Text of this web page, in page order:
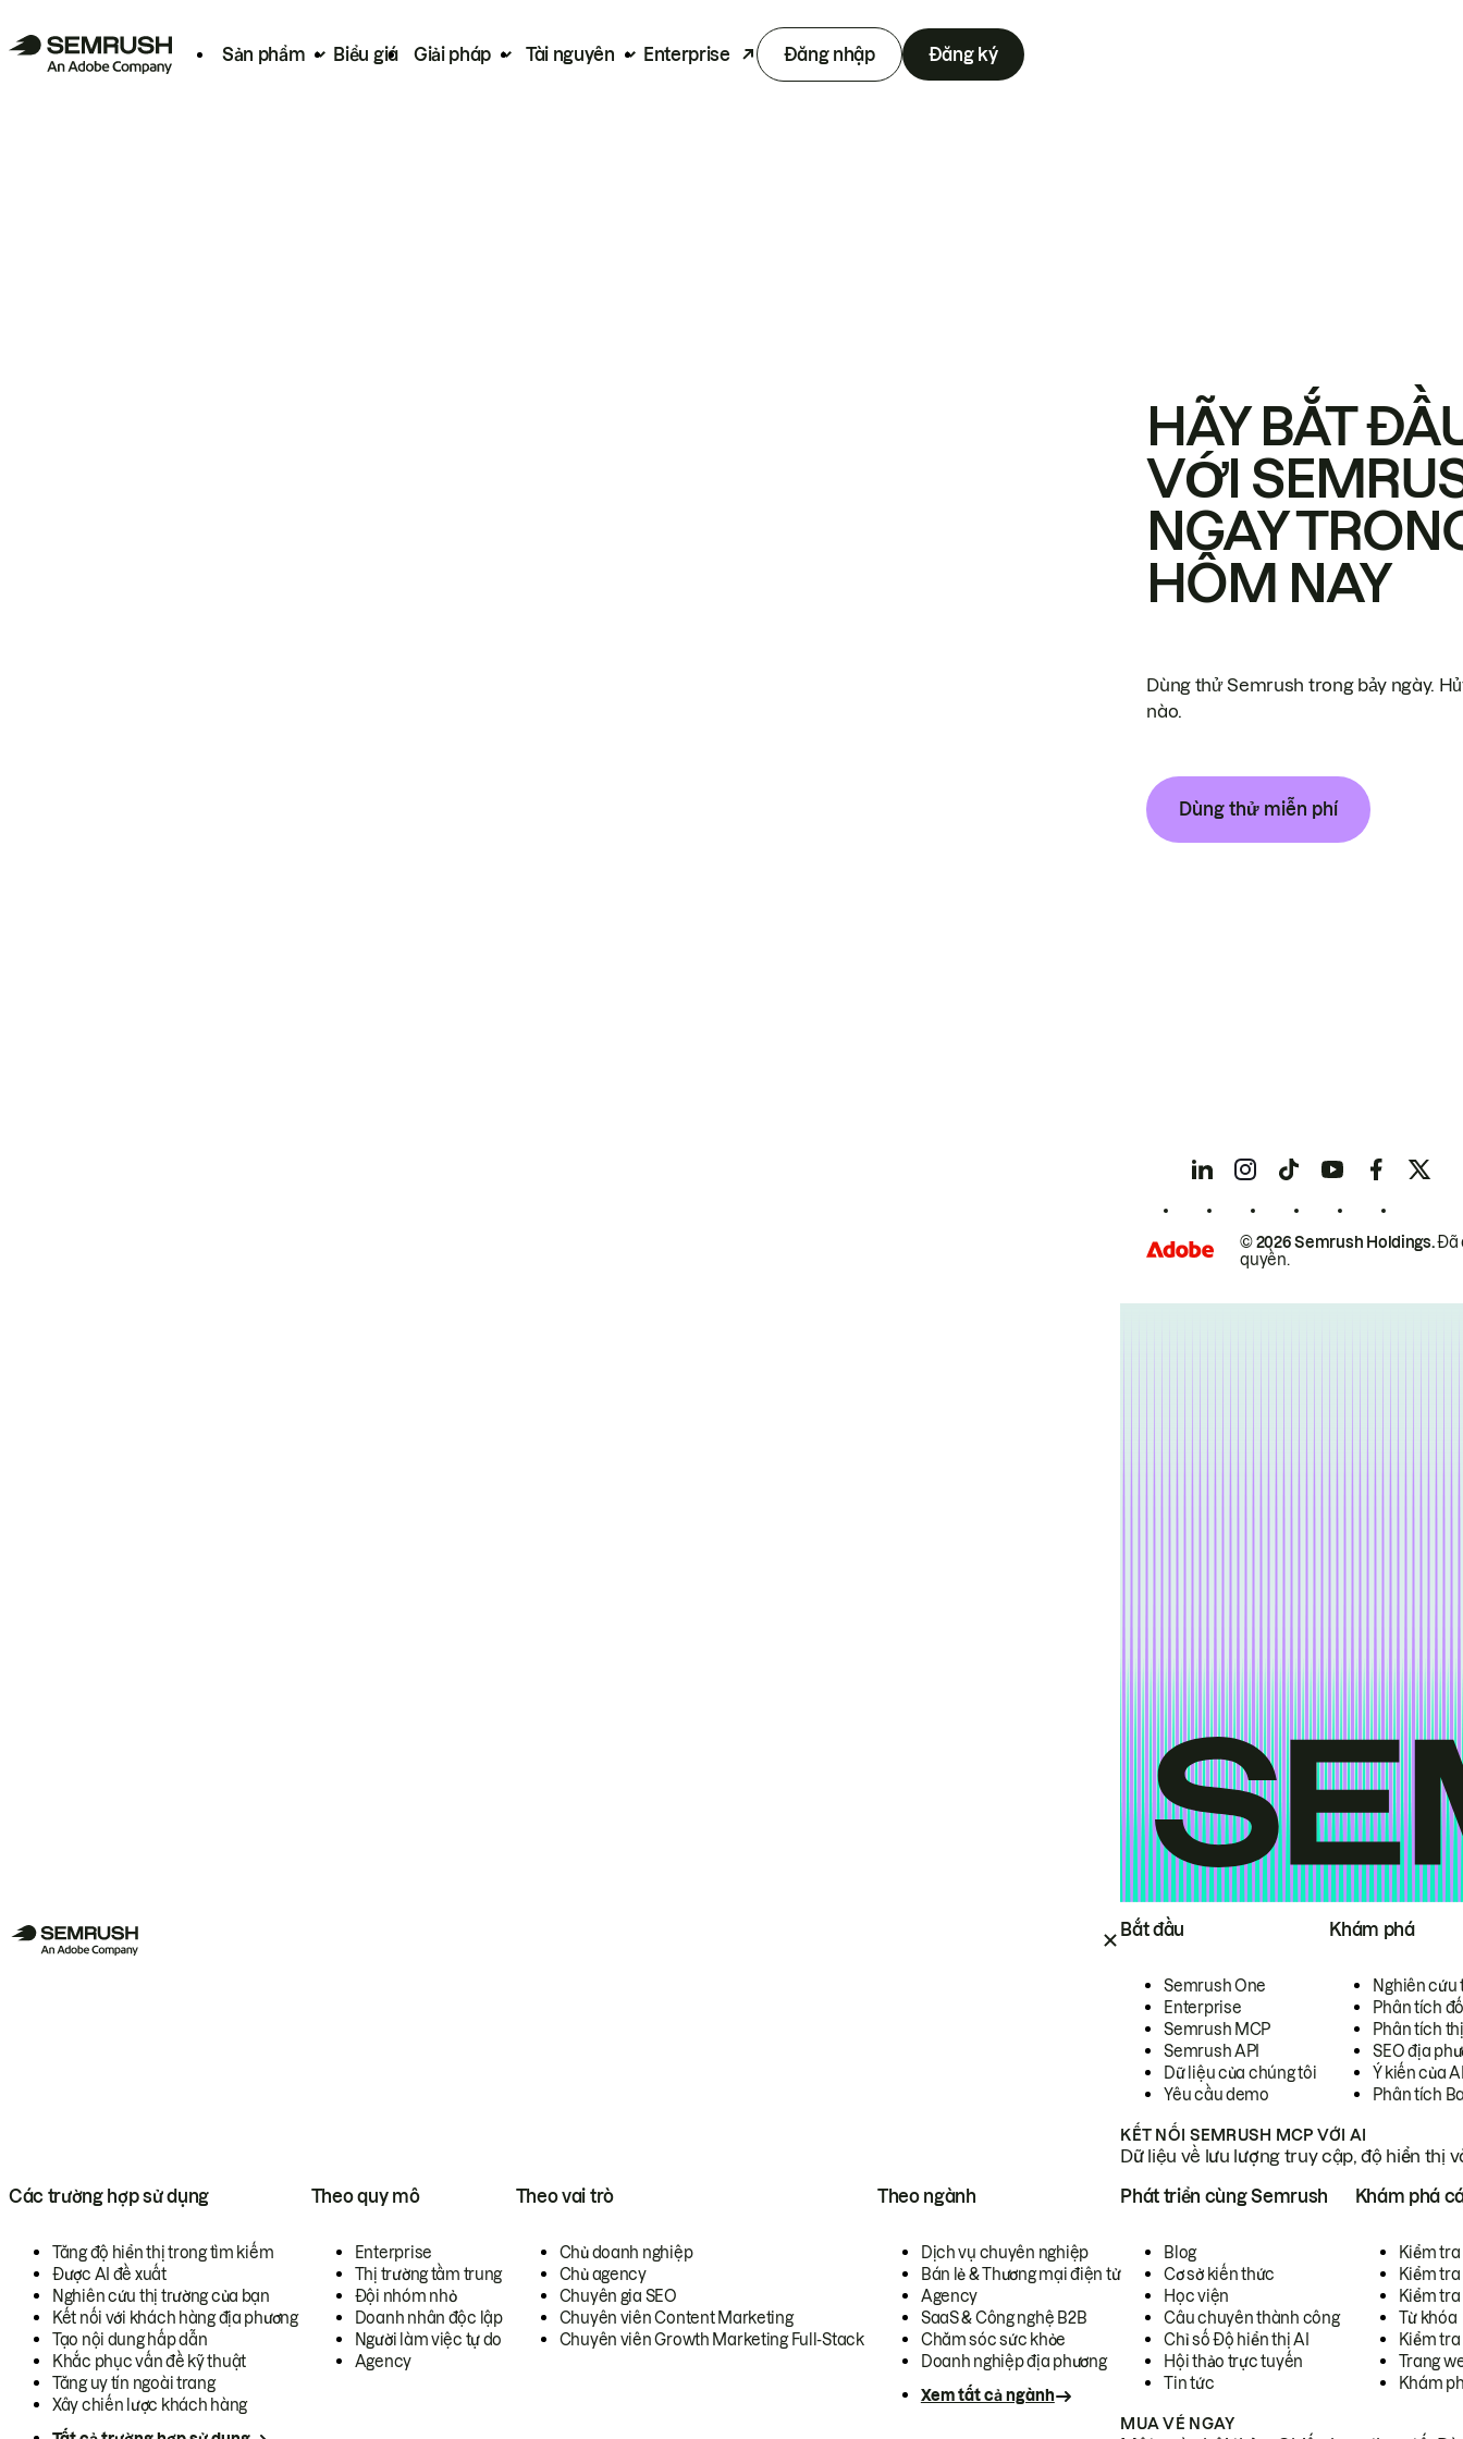
Sản phẩm Biểu giá Giải pháp Tài nguyên Enterprise Đăng nhập Đăng ký
Bắt đầu
Semrush One
Enterprise
Semrush MCP
Semrush API
Dữ liệu của chúng tôi
Yêu cầu demo
Khám phá
Nghiên cứu
Phân tích
Phân tích
SEO địa
Ý kiến của
Phân tích
KẾT NỐI SEMRUSH MCP VỚI AI
Dữ liệu về lưu lượng truy cập, độ hiển thị
Các trường hợp sử dụng
Tăng độ hiển thị trong tìm kiếm
Được AI đề xuất
Nghiên cứu thị trường của bạn
Kết nối với khách hàng địa phương
Tạo nội dung hấp dẫn
Khắc phục vấn đề kỹ thuật
Tăng uy tín ngoài trang
Xây chiến lược khách hàng
Theo quy mô
Enterprise
Thị trường tầm trung
Đội nhóm nhỏ
Doanh nhân độc lập
Người làm việc tự do
Agency
Theo vai trò
Chủ doanh nghiệp
Chủ agency
Chuyên gia SEO
Chuyên viên Content Marketing
Chuyên viên Growth Marketing Full-Stack
Theo ngành
Dịch vụ chuyên nghiệp
Bán lẻ & Thương mại điện tử
Agency
SaaS & Công nghệ B2B
Chăm sóc sức khỏe
Doanh nghiệp địa phương
Xem tất cả ngành
Phát triển cùng Semrush
Blog
Cơ sở kiến thức
Học viện
Câu chuyên thành công
Chỉ số Độ hiển thị AI
Hội thảo trực tuyến
Tin tức
Khám phá
Kiểm
Kiểm tra
Kiểm
Từ khóa
Kiểm
Trang
Khám
MUA VÉ NGAY
HÃY BẮT
VỚI
NGAY
HÔM NAY
Dùng thử Semrush trong bảy ngày.
nào.
Dùng thử miễn phí
© 2026 Semrush Holdings.Đã
quyền.